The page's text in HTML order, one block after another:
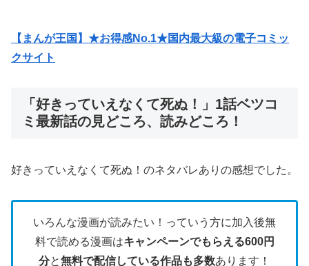
【まんが王国】★お得感No.1★国内最大級の電子コミッ
クサイト
「好きっていえなくて死ぬ！」1話ベツコ
ミ最新話の見どころ、読みどころ！
好きっていえなくて死ぬ！のネタバレありの感想でした。
いろんな漫画が読みたい！っていう方に加入後無
料で読める漫画はキャンペーンでもらえる600円
分と無料で配信している作品も多数あります！